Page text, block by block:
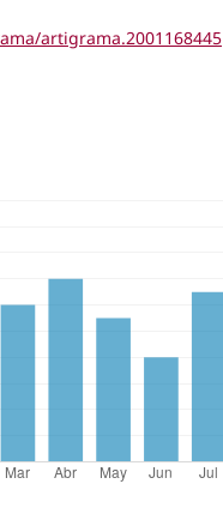
artigrama.2001168445